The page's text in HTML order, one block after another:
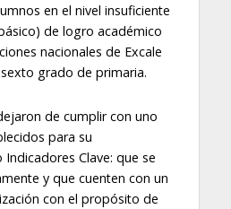
en el nivel insuficiente
de logro académico
nacionales de Excale
grado de primaria.
de cumplir con uno
para su
Clave: que se
y que cuenten con un
con el propósito de